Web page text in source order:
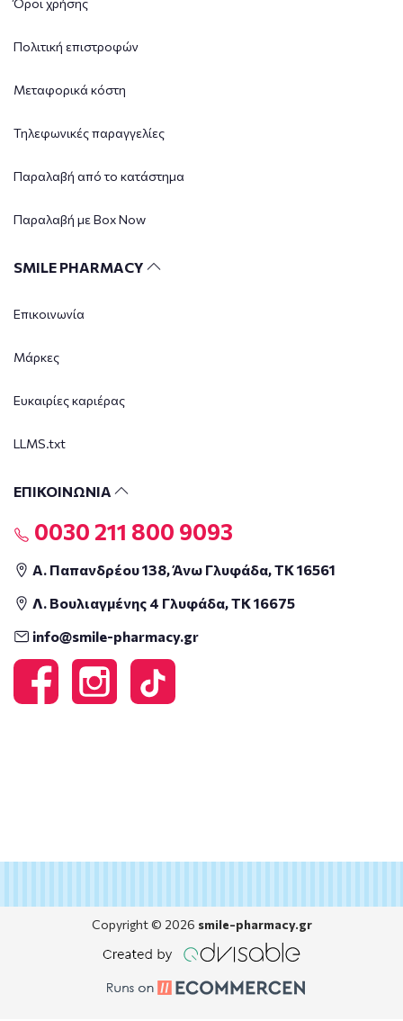
Όροι χρήσης
Πολιτική επιστροφών
Μεταφορικά κόστη
Τηλεφωνικές παραγγελίες
Παραλαβή από το κατάστημα
Παραλαβή με Box Now
SMILE PHARMACY
Επικοινωνία
Μάρκες
Ευκαιρίες καριέρας
LLMS.txt
ΕΠΙΚΟΙΝΩΝΙΑ
0030 211 800 9093
Α. Παπανδρέου 138, Άνω Γλυφάδα, ΤΚ 16561
Λ. Βουλιαγμένης 4 Γλυφάδα, ΤΚ 16675
info@smile-pharmacy.gr
Copyright © 2026 smile-pharmacy.gr